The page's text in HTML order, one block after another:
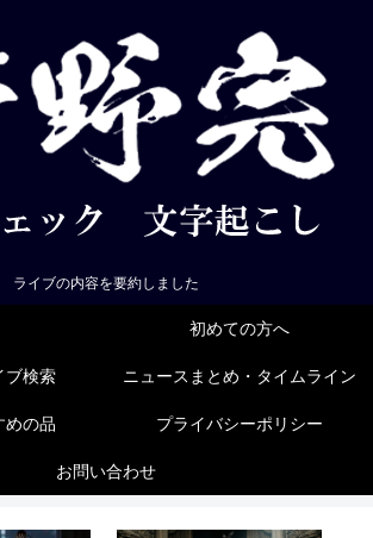
ライブの内容を要約しました
初めての方へ
ブ検索 ニュースまとめ・タイムライン
の品 プライバシーポリシー
お問い合わせ